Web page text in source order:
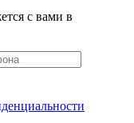
с вами в